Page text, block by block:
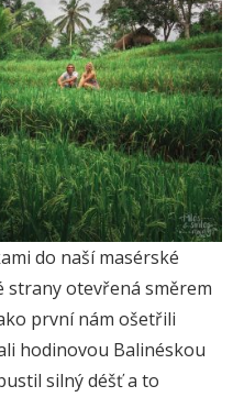
do naší masérské
strany otevřená směrem
první nám ošetřili
hodinovou Balinéskou
silný déšť a to